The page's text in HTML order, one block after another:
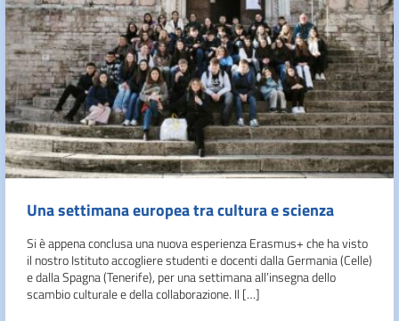
Una settimana europea tra cultura e scienza
Si è appena conclusa una nuova esperienza Erasmus+ che ha visto
il nostro Istituto accogliere studenti e docenti dalla Germania (Celle)
e dalla Spagna (Tenerife), per una settimana all’insegna dello
scambio culturale e della collaborazione. Il […]